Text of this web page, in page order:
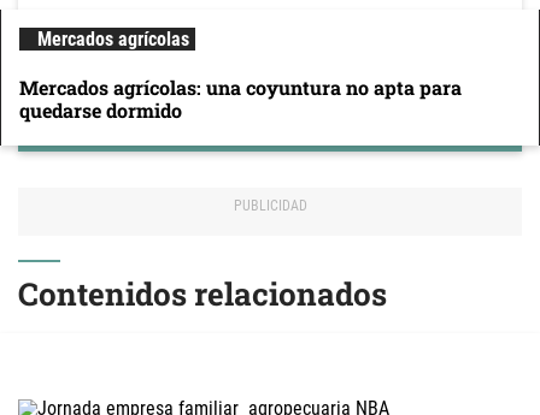
Mercados agrícolas
Mercados agrícolas: una coyuntura no apta para
quedarse dormido
Contenidos relacionados